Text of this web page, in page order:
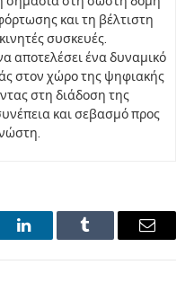
και τη βέλτιστη
συσκευές.
αποτελέσει ένα δυναμικό
στον χώρο της ψηφιακής
στη διάδοση της
και σεβασμό προς
LinkedInTumblr Email